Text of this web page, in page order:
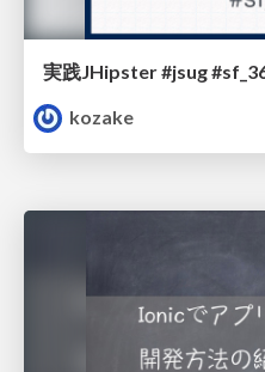
実践JHipster #jsug
kozake